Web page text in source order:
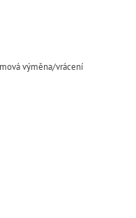
výměna/vrácení